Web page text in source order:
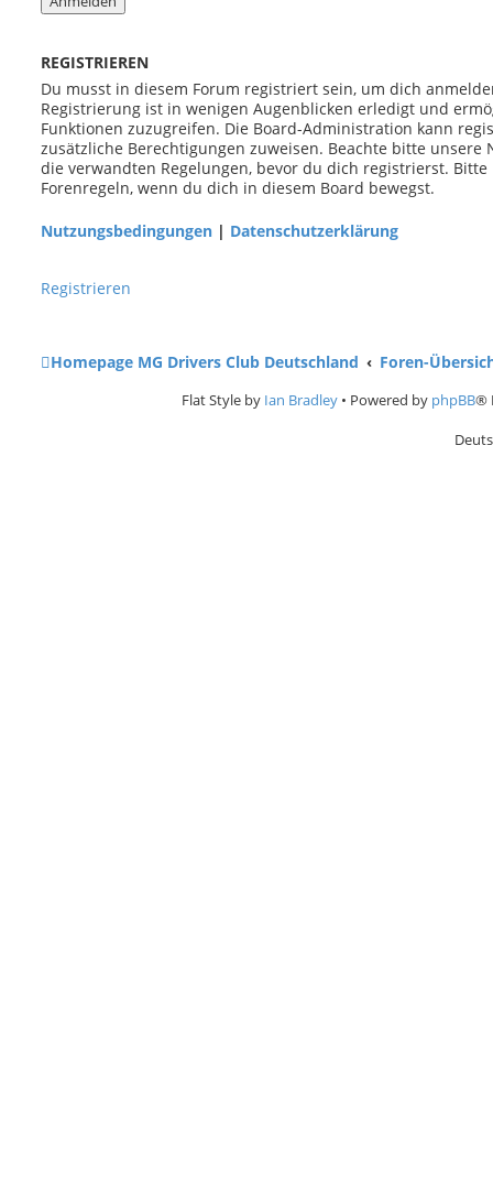
REGISTRIEREN
Du musst in diesem Forum registriert sein, um dich
Registrierung ist in wenigen Augenblicken erledigt und
Funktionen zuzugreifen. Die Board-Administration kann
zusätzliche Berechtigungen zuweisen. Beachte bitte
die verwandten Regelungen, bevor du dich registrierst.
Forenregeln, wenn du dich in diesem Board bewegst.
Nutzungsbedingungen | Datenschutzerklärung
Registrieren
Homepage MG Drivers Club Deutschland Foren-
Flat Style by Ian Bradley • Powered by phpBB®